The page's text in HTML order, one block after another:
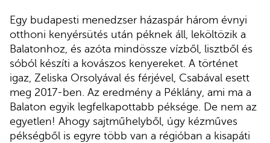
Egy budapesti menedzser házaspár három évnyi
otthoni kenyérsütés után péknek áll, leköltözik a
Balatonhoz, és azóta mindössze vízből, lisztből és
sóból készíti a kovászos kenyereket. A történet
igaz, Zeliska Orsolyával és férjével, Csabával esett
meg 2017-ben. Az eredmény a Péklány, ami ma a
Balaton egyik legfelkapottabb péksége. De nem az
egyetlen! Ahogy sajtműhelyből, úgy kézműves
pékségből is egyre több van a régióban a kisapáti